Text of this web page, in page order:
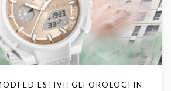
ED ESTIVI: GLI OROLOGI IN